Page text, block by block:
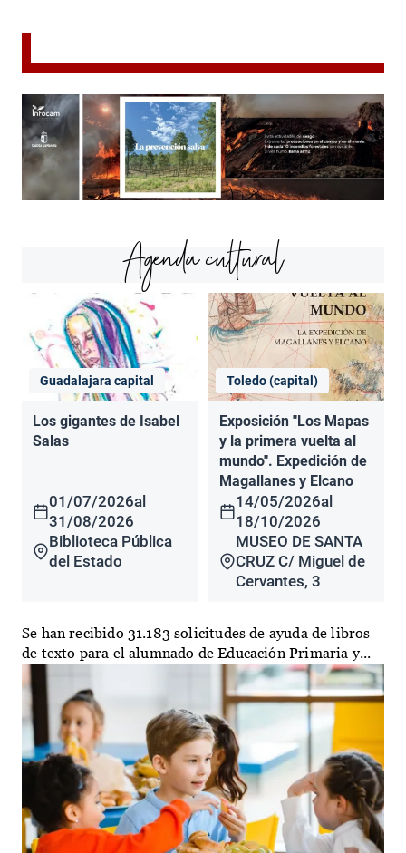
Agenda cultural
Guadalajara capital
Los gigantes de Isabel
Salas
01/07/2026al
31/08/2026
Biblioteca Pública
del Estado
Toledo (capital)
Exposición "Los Mapas
y la primera vuelta al
mundo". Expedición de
Magallanes y Elcano
14/05/2026al
18/10/2026
MUSEO DE SANTA
CRUZ C/ Miguel de
Cervantes, 3
Se han recibido 31.183 solicitudes de ayuda de libros
de texto para el alumnado de Educación Primaria y...